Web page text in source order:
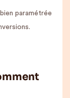
paramétrée